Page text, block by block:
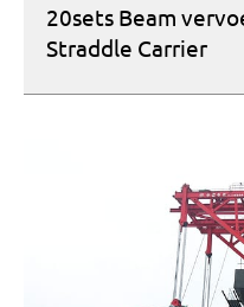
20sets Beam
Straddle Carrier